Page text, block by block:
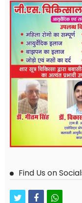
Find Us on
twitterfacebook